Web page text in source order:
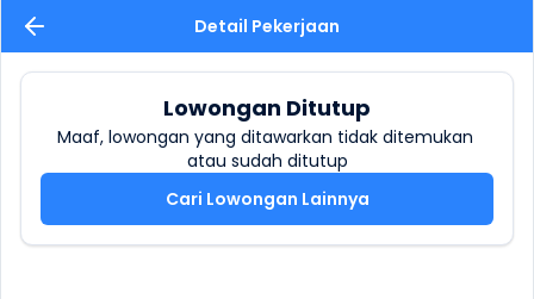
Detail Pekerjaan
Lowongan Ditutup
Maaf, lowongan yang ditawarkan tidak ditemukan
atau sudah ditutup
Cari Lowongan Lainnya